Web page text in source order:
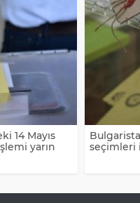
14 Mayıs
yarın
seçimleri